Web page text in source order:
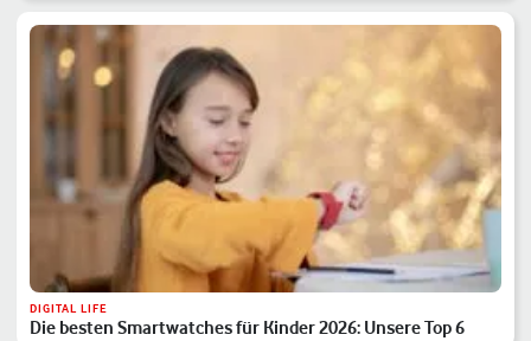
DIGITAL LIFE
Die besten Smartwatches für Kinder 2026: Unsere Top 6